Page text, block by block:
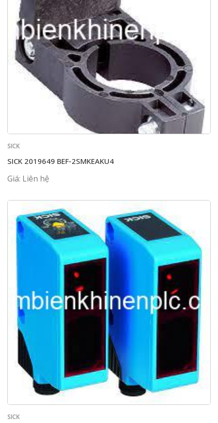
SICK
SICK 2019649 BEF-2SMKEAKU4
Giá: Liên hệ
SICK